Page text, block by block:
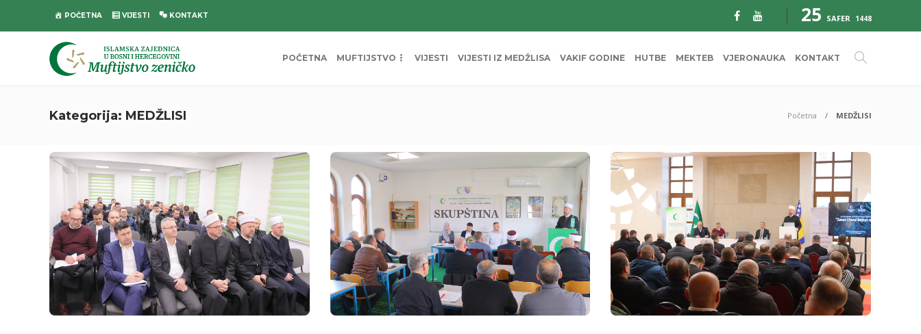
POČETNA VIJESTI KONTAKT 25 SAFER 1448
POČETNA MUFTIJSTVO VIJESTI VIJESTI IZ MEDŽLISA VAKIF GODINE HUTBE MEKTEB VJERONAUKA KONTAKT
Kategorija: MEDŽLISI Početna MEDŽLISI